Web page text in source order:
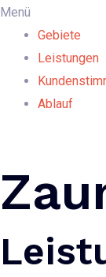
Menü
Gebiete
Leistungen
Ablauf